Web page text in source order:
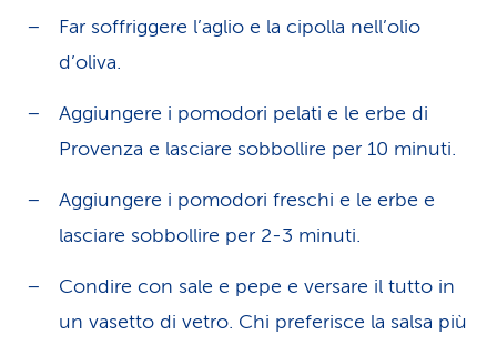
Far soffriggere l’aglio e la cipolla nell’olio
d’oliva.
Aggiungere i pomodori pelati e le erbe di
Provenza e lasciare sobbollire per 10 minuti.
Aggiungere i pomodori freschi e le erbe e
lasciare sobbollire per 2-3 minuti.
Condire con sale e pepe e versare il tutto in
un vasetto di vetro. Chi preferisce la salsa più